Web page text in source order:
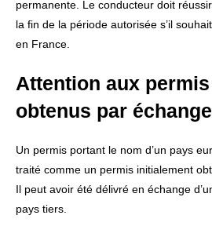
permanente. Le conducteur doit
la fin de la période autorisée s’il
en France.
Attention aux
obtenus par échange
Un permis portant le nom d’un pays
traité comme un permis initialement
Il peut avoir été délivré en échange
pays tiers.